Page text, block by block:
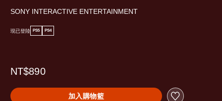
SONY INTERACTIVE ENTERTAINMENT
現已登陸 PS5 PS4
NT$890
加入購物籃